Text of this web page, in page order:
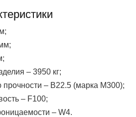
– 3950 кг;
прочности – В22.5 (марка М300);
– F100;
– W4.